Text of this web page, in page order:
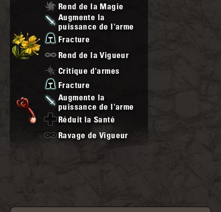
Rend de la Magie
Augmente la
puissance de l'arme
Fracture
Rend de la Vigueur
Critique d'armes
Fracture
Augmente la
puissance de l'arme
Réduit la Santé
Ravage de Vigueur